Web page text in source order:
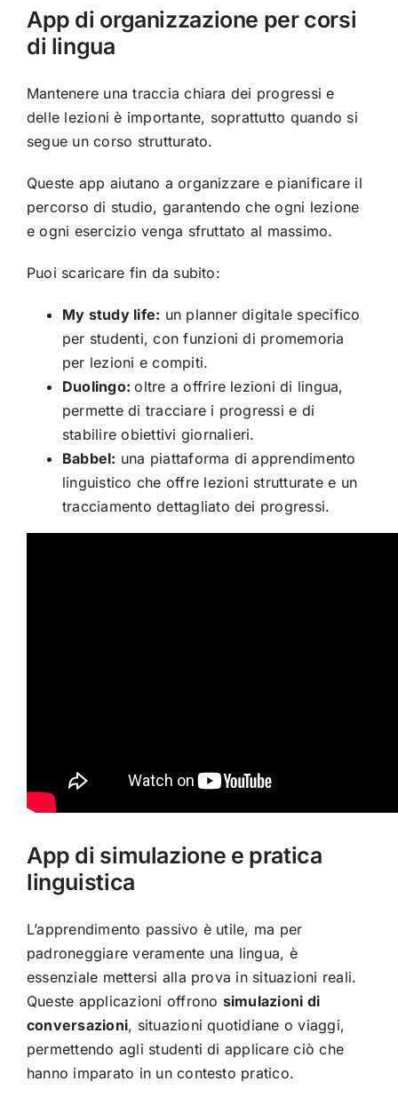
App di organizzazione per corsi
di lingua
Mantenere una traccia chiara dei progressi e
delle lezioni è importante, soprattutto quando si
segue un corso strutturato.
Queste app aiutano a organizzare e pianificare il
percorso di studio, garantendo che ogni lezione
e ogni esercizio venga sfruttato al massimo.
Puoi scaricare fin da subito:
My study life: un planner digitale specifico
per studenti, con funzioni di promemoria
per lezioni e compiti.
Duolingo:oltre a offrire lezioni di lingua,
permette di tracciare i progressi e di
stabilire obiettivi giornalieri.
Babbel: una piattaforma di apprendimento
linguistico che offre lezioni strutturate e un
tracciamento dettagliato dei progressi.
App di simulazione e pratica
linguistica
L’apprendimento passivo è utile, ma per
padroneggiare veramente una lingua, è
essenziale mettersi alla prova in situazioni reali.
Queste applicazioni offrono simulazioni di
conversazioni, situazioni quotidiane o viaggi,
permettendo agli studenti di applicare ciò che
hanno imparato in un contesto pratico.